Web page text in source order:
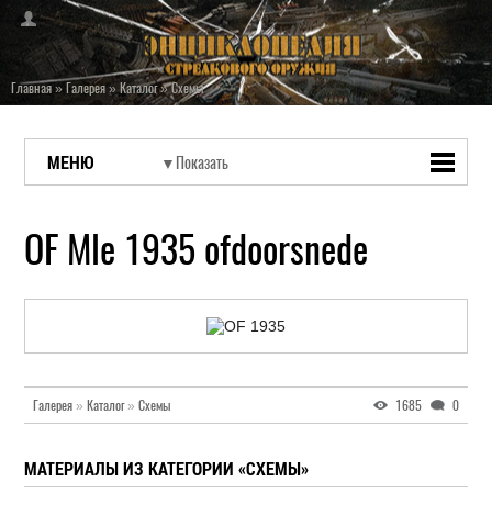
Главная»Галерея»Каталог»Схемы
МЕНЮ
OF Mle 1935 ofdoorsnede
Галерея » Каталог» Схемы 1685 0
МАТЕРИАЛЫ ИЗ КАТЕГОРИИ «СХЕМЫ»